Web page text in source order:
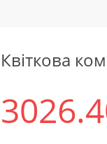
Квіткова